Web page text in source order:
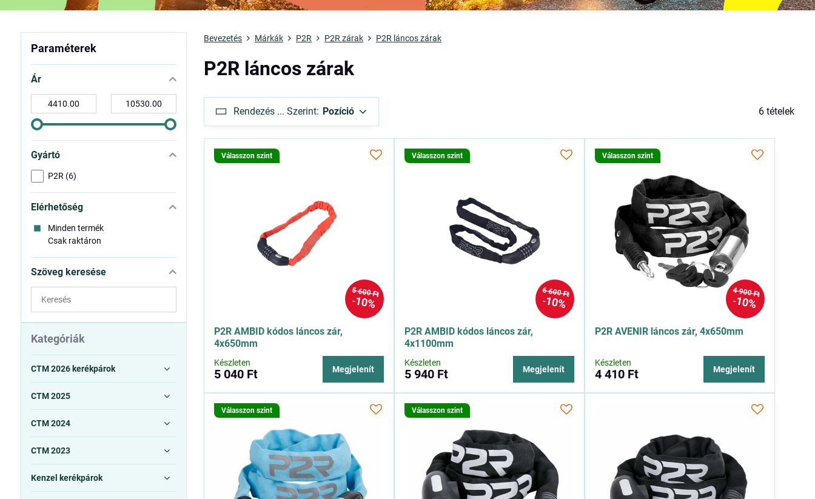
Bevezetés Márkák P2R P2R zárak P2R láncos zárak
P2R láncos zárak
Rendezés ... Szerint: Pozíció 6 tételek
5 600 Ft
10%
Válasszon szint
P2R AMBID kódos láncos zár,
4x650mm
Készleten
5 040 Ft Megjelenít
6 600 Ft
10%
Válasszon szint
P2R AMBID kódos láncos zár,
4x1100mm
Készleten
5 940 Ft Megjelenít
4 900 Ft
10%
Válasszon szint
P2R AVENIR láncos zár, 4x650mm
Készleten
4 410 Ft Megjelenít
Válasszon szint Válasszon szint
Paraméterek
Ár
tól:
ig:
Gyártó
P2R (6)
Elérhetőség
Minden termék
Csak raktáron
Szöveg keresése
szűrési
eredmények
teljes
szövegben
Kategóriák
CTM 2026 kerékpárok
CTM 2025
CTM 2024
CTM 2023
Kenzel kerékpárok